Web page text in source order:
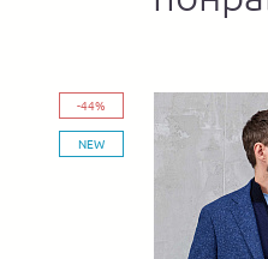
-44%
NEW